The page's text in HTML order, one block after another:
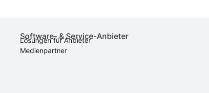
Software- & Service-Anbieter
Lösungen für Anbieter
Medienpartner